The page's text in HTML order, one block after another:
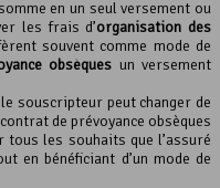
en un seul versement ou
les frais d’organisation des
souvent comme mode de
obsèques un versement
souscripteur peut changer de
de prévoyance obsèques
tous les souhaits que l’assuré
en bénéficiant d’un mode de